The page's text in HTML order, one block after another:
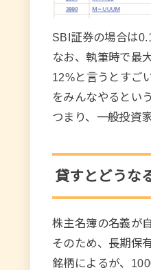
SBI証券の場合は
なお、執筆時で最
12%と言うとすご
をみんなやるとい
つまり、一般投資
貸すとどうな
株主名簿の名義が
そのため、長期保
銘柄によるが、